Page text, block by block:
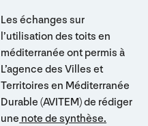
Les échanges sur
l’utilisation des toits en
méditerranée ont permis à
L’agence des Villes et
Territoires en Méditerranée
Durable (AVITEM) de rédiger
une note de synthèse.